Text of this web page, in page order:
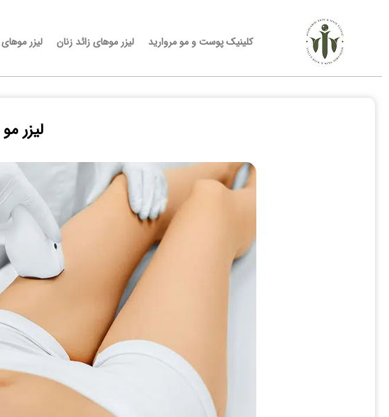
کلینیک پوست و مو مروارید لیزر موهای زائد زنان لیزر
لیزر